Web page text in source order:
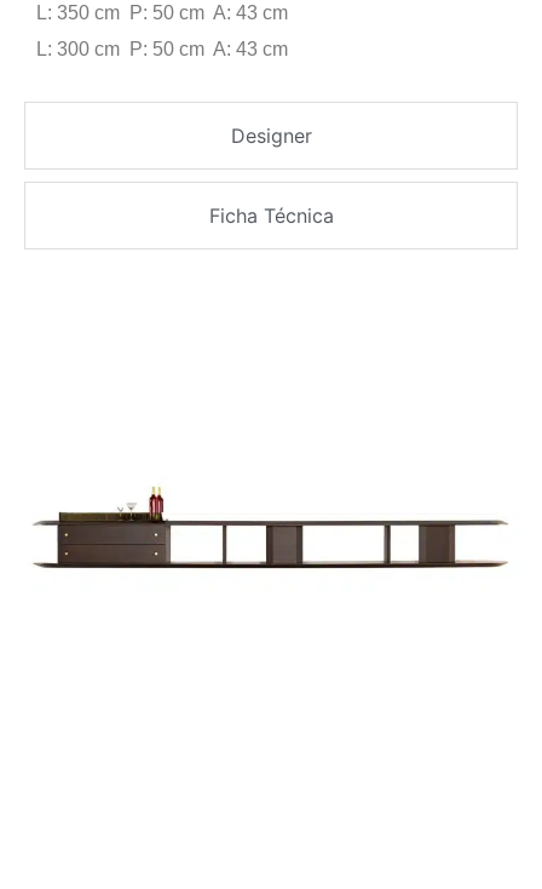
Designer
Ficha Técnica
L: 350 cm P: 50 cm A: 43 cm
L: 300 cm P: 50 cm A: 43 cm